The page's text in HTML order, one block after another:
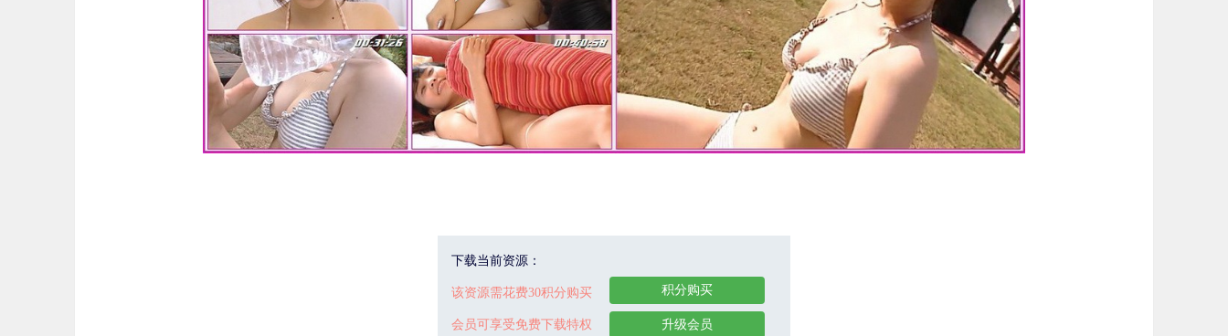
下载当前资源：
该资源需花费30积分购买
会员可享受免费下载特权
积分购买
升级会员